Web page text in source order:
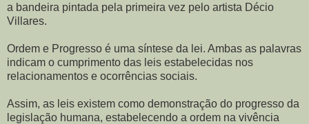
a bandeira pintada pela primeira vez pelo artista Décio
Villares.
Ordem e Progresso é uma síntese da lei. Ambas as palavras
indicam o cumprimento das leis estabelecidas nos
relacionamentos e ocorrências sociais.
Assim, as leis existem como demonstração do progresso da
legislação humana, estabelecendo a ordem na vivência